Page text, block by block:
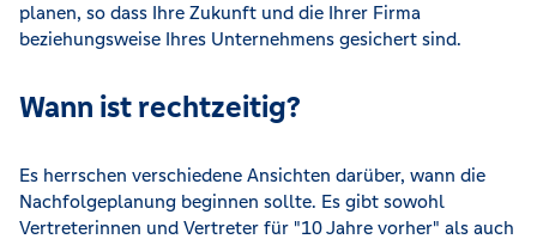
planen, so dass Ihre Zukunft und die Ihrer Firma
beziehungsweise Ihres Unternehmens gesichert sind.
Wann ist rechtzeitig?
Es herrschen verschiedene Ansichten darüber, wann die
Nachfolgeplanung beginnen sollte. Es gibt sowohl
Vertreterinnen und Vertreter für "10 Jahre vorher" als auch